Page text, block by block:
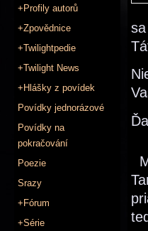
+Profily autorů
+Zpovědnice
+Twilightpedie
+Twilight News
+Hlášky z povídek
Povídky jednorázové
Povídky na
pokračování
Poezie
Srazy
+Fórum
+Série